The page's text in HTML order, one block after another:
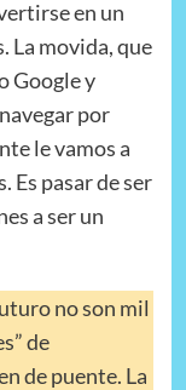
en un
La movida, que
Google y
por
le vamos a
Es pasar de ser
a ser un
no son mil
de
de puente. La